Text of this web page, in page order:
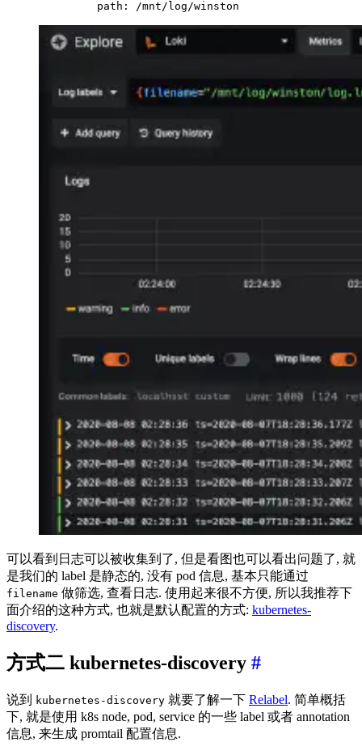
path : /mnt/log/winston
可以看到日志可以被收集到了, 但是看图也可以看出问题了, 就
是我们的 label 是静态的, 没有 pod 信息, 基本只能通过
filename 做筛选, 查看日志. 使用起来很不方便, 所以我推荐下
面介绍的这种方式, 也就是默认配置的方式: kubernetes-
discovery.
方式二 kubernetes-discovery #
说到 kubernetes-discovery 就要了解一下 Relabel. 简单概括
下, 就是使用 k8s node, pod, service 的一些 label 或者 annotation
信息, 来生成 promtail 配置信息.